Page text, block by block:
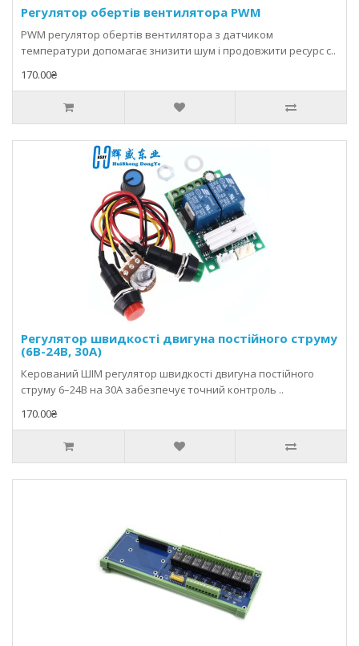
Регулятор обертів вентилятора PWM
PWM регулятор обертів вентилятора з датчиком
температури допомагає знизити шум і продовжити ресурс с..
170.00₴
Регулятор швидкості двигуна постійного струму
(6В-24В, 30А)
Керований ШІМ регулятор швидкості двигуна постійного
струму 6–24В на 30А забезпечує точний контроль ..
170.00₴